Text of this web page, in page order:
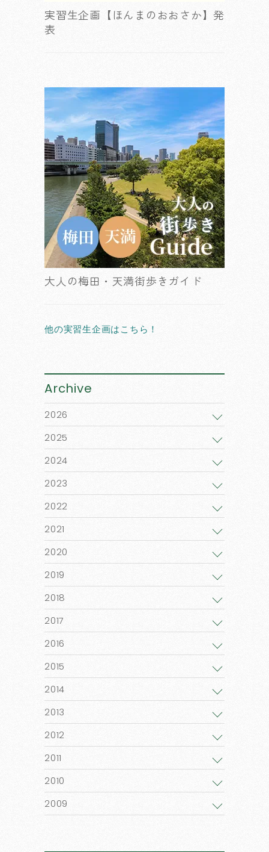
実習生企画【ほんまのおおさか】発
表
大人の梅田・天満街歩きガイド
他の実習生企画はこちら！
Archive
2026
2025
2024
2023
2022
2021
2020
2019
2018
2017
2016
2015
2014
2013
2012
2011
2010
2009